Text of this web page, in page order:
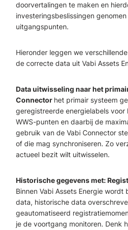
doorvertalingen te maken en
investeringsbeslissingen
uitgangspunten.
Hieronder leggen we
de correcte data uit Vabi Assets
Data uitwisseling naar het
Connector het primair systeem
geregistreerde energielabels
WWS-punten en daarbij de
gebruik van de Vabi Connector
of die mag synchroniseren. Zo
actueel bezit wilt uitwisselen.
Historische gegevens met:
Binnen Vabi Assets Energie wordt
data, historische data
geautomatiseerd
je de voortgang monitoren. Denk